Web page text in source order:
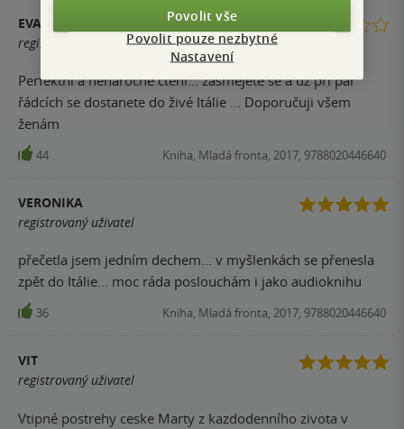
EVA
registrovaný uživatel
Perfektní a nenáročné čtení... zasmějete se a už při pár
řádcích se dostanete do živé Itálie ... Doporučuji všem
ženám
44 Kniha, Mladá fronta, 2017, 9788020446640
VERONIKA
registrovaný uživatel
přečetla jsem jedním dechem... v myšlenkách se přenesla
zpět do Itálie... moc ráda poslouchám i jako audioknihu
36 Kniha, Mladá fronta, 2017, 9788020446640
VIT
registrovaný uživatel
Vtipné postrehy ceske Marty z kazdodenního zivota v
Povolit vše
Povolit pouze nezbytné
Nastavení